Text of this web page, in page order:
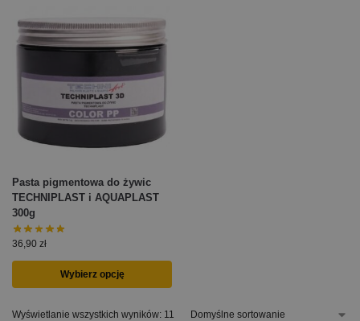
Pasta pigmentowa do żywic
TECHNIPLAST i AQUAPLAST
300g
36,90 zł
Wybierz opcję
Wyświetlanie wszystkich wyników: 11